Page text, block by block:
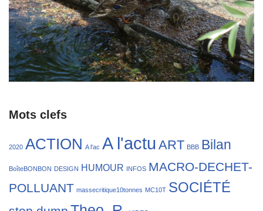
Mots clefs
2020 ACTION A l'ac A l'actu ART BBB Bilan
BoîteBONBON DESIGN HUMOUR INFOS MACRO-DECHET-
POLLUANT massecritique10tonnes MC10T SOCIÉTÉ